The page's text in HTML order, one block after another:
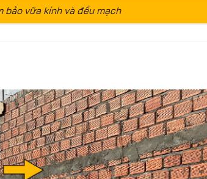
bảo vữa kính và đều mạch